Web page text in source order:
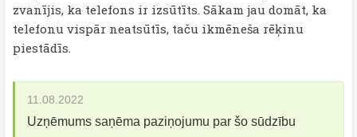
zvanījis, ka telefons ir izsūtīts. Sākam jau domāt, ka
telefonu vispār neatsūtīs, taču ikmēneša rēķinu
piestādīs.
11.08.2022
Uzņēmums saņēma paziņojumu par šo sūdzību